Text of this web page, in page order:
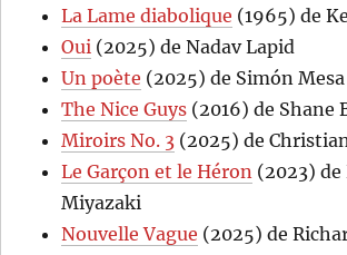
La Lame diabolique (1965) de
Oui (2025) de Nadav Lapid
Un poète (2025) de Simón
The Nice Guys (2016) de Shane
Miroirs No. 3 (2025) de
Le Garçon et le Héron (2023) de
Miyazaki
Nouvelle Vague (2025) de